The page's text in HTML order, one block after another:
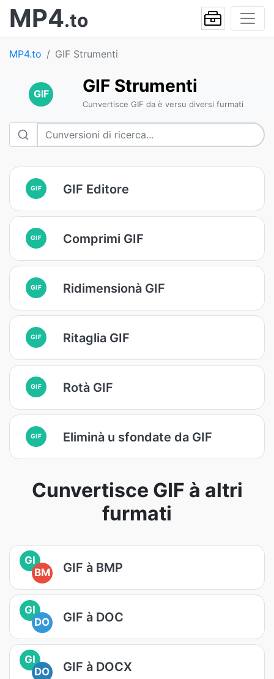
MP4.to
MP4.to GIF Strumenti
GIF GIF Strumenti
Cunvertisce GIF da è versu diversi furmati
GIF GIF Editore
GIF Comprimi GIF
GIF Ridimensionà GIF
GIF Ritaglia GIF
GIF Rotà GIF
GIF Eliminà u sfondate da GIF
Cunvertisce GIF à altri
furmati
GI
BM
GIF à BMP
GI
DO
GIF à DOC
GI
DO
GIF à DOCX